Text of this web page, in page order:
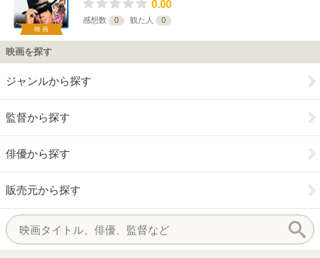
映画
0.00
感想数 0 観た人 0
映画を探す
ジャンルから探す
監督から探す
俳優から探す
販売元から探す